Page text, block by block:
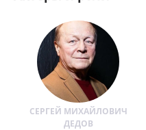
СЕРГЕЙ МИХАЙЛОВИЧ
ДЕДОВ